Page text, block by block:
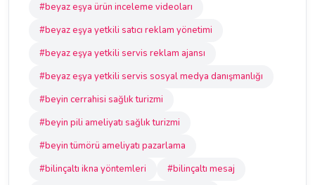
#beyaz eşya ürün inceleme videoları
#beyaz eşya yetkili satıcı reklam yönetimi
#beyaz eşya yetkili servis reklam ajansı
#beyaz eşya yetkili servis sosyal medya danışmanlığı
#beyin cerrahisi sağlık turizmi
#beyin pili ameliyatı sağlık turizmi
#beyin tümörü ameliyatı pazarlama
#bilinçaltı ikna yöntemleri
#bilinçaltı mesaj